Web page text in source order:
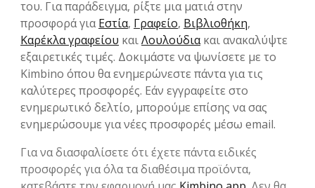
του. Για παράδειγμα, ρίξτε μια ματιά στην
προσφορά γιαΕστία, Γραφείο, Βιβλιοθήκη,
Καρέκλα γραφείου καιΛουλούδιακαι ανακαλύψτε
εξαιρετικές τιμές. Δοκιμάστε να ψωνίσετε με το
Kimbino όπου θα ενημερώνεστε πάντα για τις
καλύτερες προσφορές. Εάν εγγραφείτε στο
ενημερωτικό δελτίο, μπορούμε επίσης να σας
ενημερώσουμε για νέες προσφορές μέσω email.
Για να διασφαλίσετε ότι έχετε πάντα ειδικές
προσφορές για όλα τα διαθέσιμα προϊόντα,